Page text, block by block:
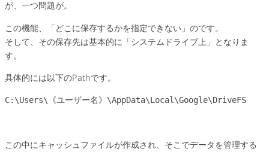
が、一つ問題が。
この機能、「どこに保存するかを指定できない」のです。
そして、その保存先は基本的に「システムドライブ上」となりま
す。
具体的には以下のPathです。
C:\Users\《ユーザー名》\AppData\Local\Google\DriveFS
この中にキャッシュファイルが作成され、そこでデータを管理する